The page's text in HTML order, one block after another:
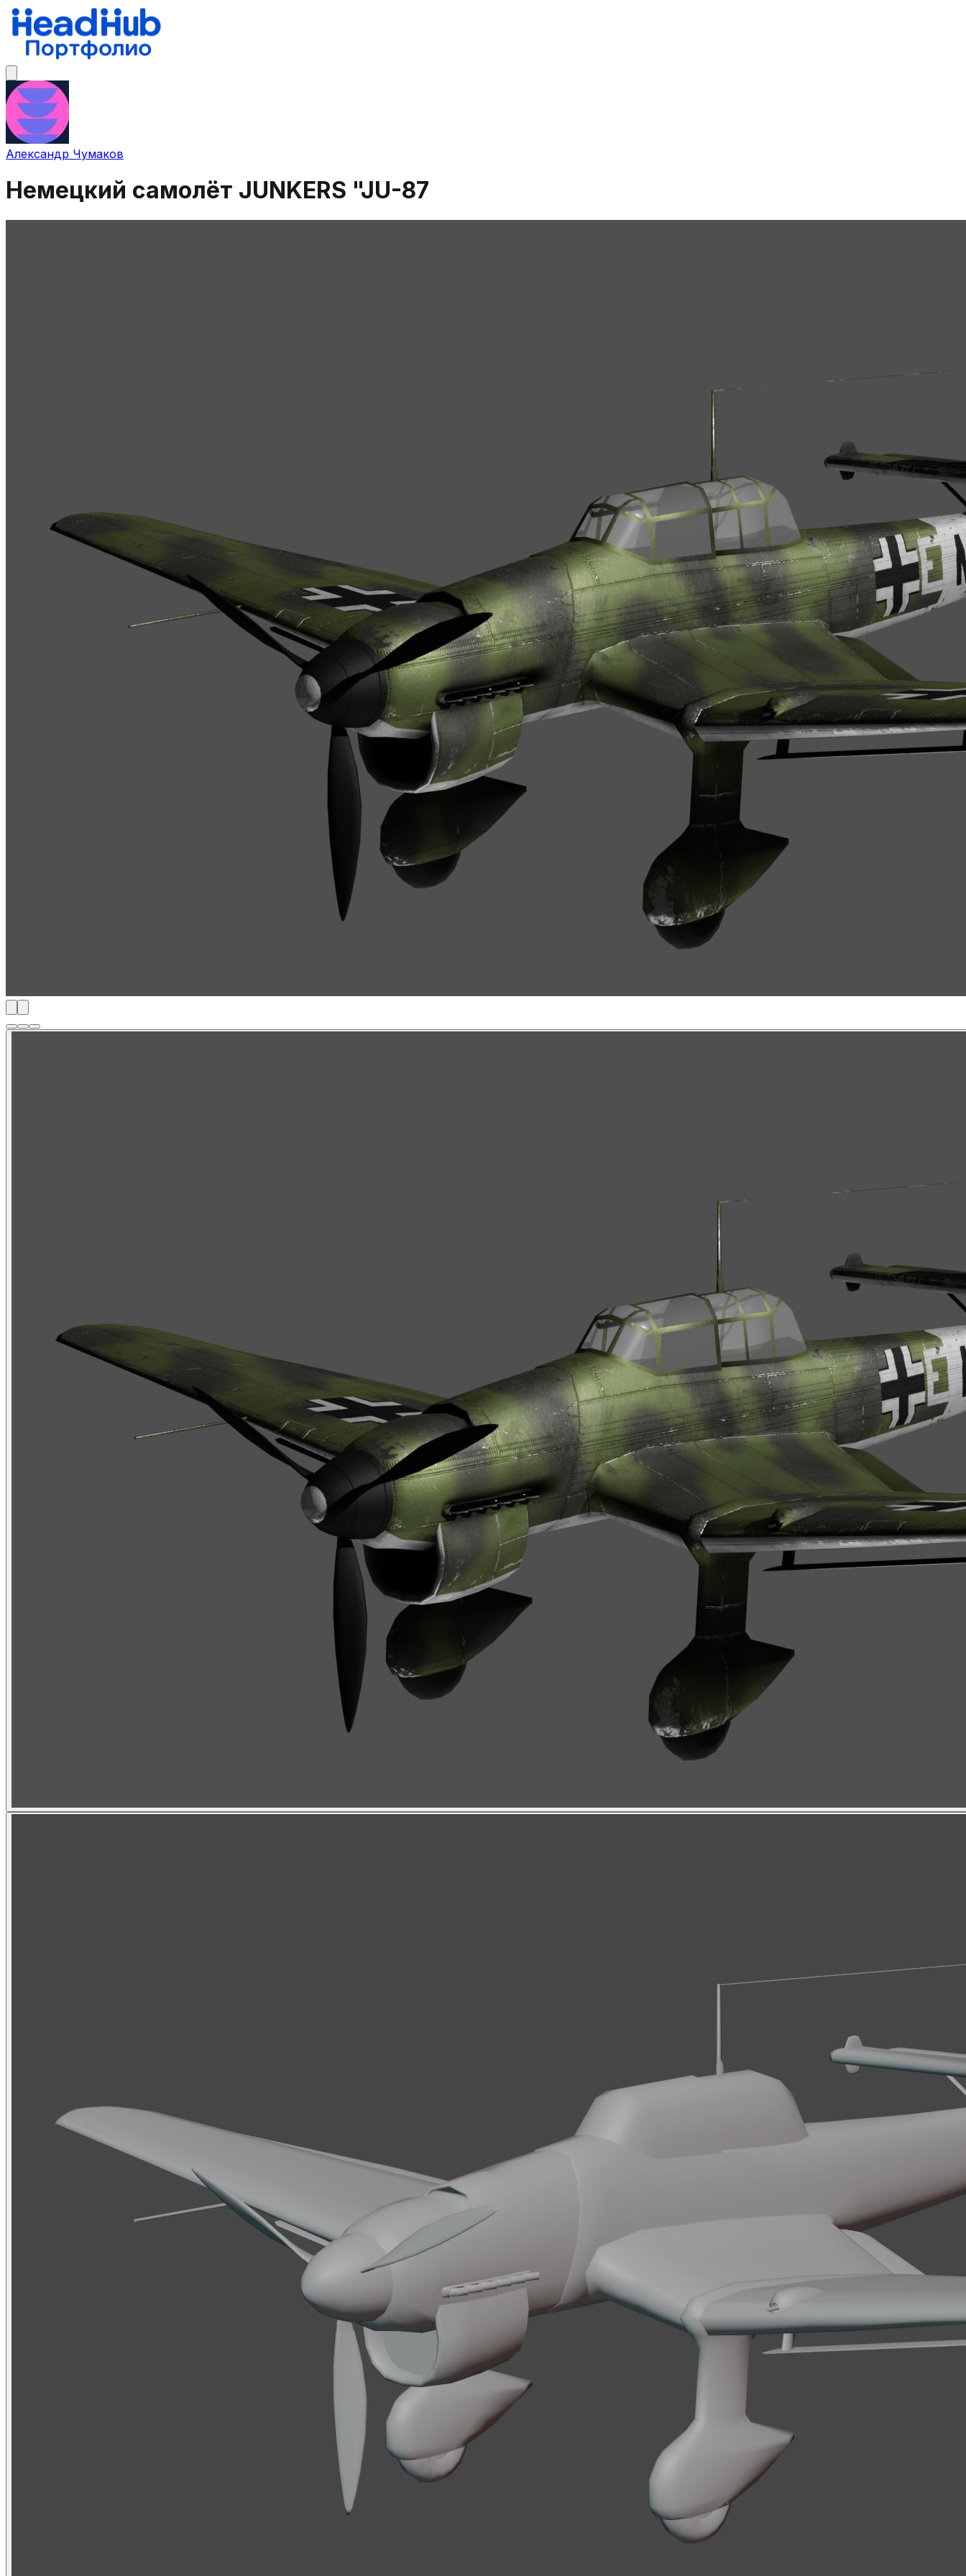
Александр Чумаков
Немецкий самолёт JUNKERS "JU-87